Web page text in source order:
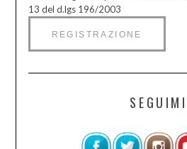
13 del d.lgs 196/2003
SEGUIMI